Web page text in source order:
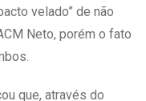
velado” de não
Neto, porém o fato
que, através do